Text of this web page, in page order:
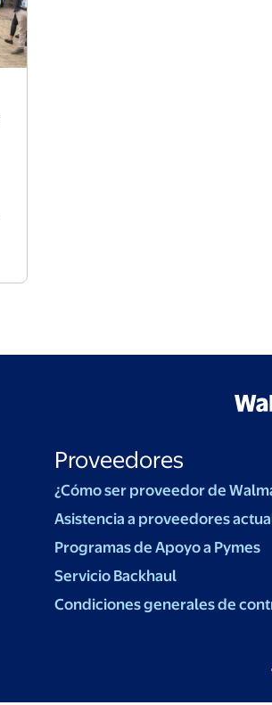
Proveedores
¿Cómo ser proveedor de
Asistencia a proveedores
Programas de Apoyo a Pymes
Servicio Backhaul
Condiciones generales de